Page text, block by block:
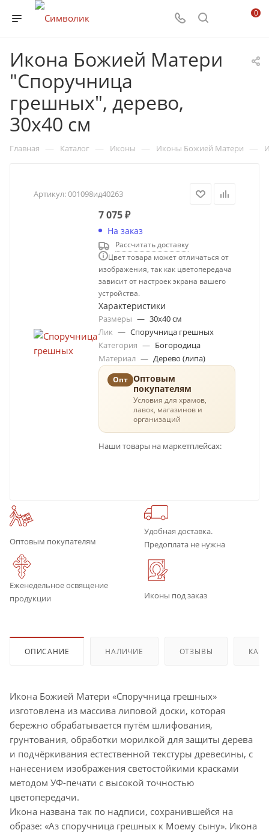
0
Икона Божией Матери
"Споручница
грешных", дерево,
30х40 см
Главная — Каталог — Иконы — Иконы Божией Матери —
Артикул:001098ид40263
7 075₽
На заказ
Рассчитать доставку
Цвет товара может отличаться от
изображения, так как цветопередача
зависит от настроек экрана вашего
устройства.
Характеристики
Размеры — 30х40 см
Лик — Споручница грешных
Категория — Богородица
Материал — Дерево (липа)
Опт Оптовым
покупателям
Условия для храмов,
лавок, магазинов и
организаций
Наши товары на маркетплейсах:
Оптовым покупателям
Удобная доставка.
Предоплата не нужна
Еженедельное освящение
продукции
Иконы под заказ
ОПИСАНИЕ НАЛИЧИЕ ОТЗЫВЫ КАК
Икона Божией Матери «Споручница грешных»
изготовлена из массива липовой доски, которая
бережно обрабатывается путём шлифования,
грунтования, обработки морилкой для защиты дерева
и подчёркивания естественной текстуры древесины, с
нанесением изображения светостойкими красками
методом УФ-печати с высокой точностью
цветопередачи.
Икона названа так по надписи, сохранившейся на
образе: «Аз споручница грешных к Моему сыну». Икона